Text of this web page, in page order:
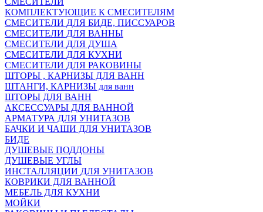
КОМПЛЕКТУЮЩИЕ К СМЕСИТЕЛЯМ
СМЕСИТЕЛИ ДЛЯ БИДЕ, ПИССУАРОВ
СМЕСИТЕЛИ ДЛЯ ВАННЫ
СМЕСИТЕЛИ ДЛЯ ДУША
СМЕСИТЕЛИ ДЛЯ КУХНИ
СМЕСИТЕЛИ ДЛЯ РАКОВИНЫ
ШТОРЫ , КАРНИЗЫ ДЛЯ ВАНН
ШТАНГИ, КАРНИЗЫ для ванн
ШТОРЫ ДЛЯ ВАНН
АКСЕССУАРЫ ДЛЯ ВАННОЙ
АРМАТУРА ДЛЯ УНИТАЗОВ
БАЧКИ И ЧАШИ ДЛЯ УНИТАЗОВ
БИДЕ
ДУШЕВЫЕ ПОДДОНЫ
ДУШЕВЫЕ УГЛЫ
ИНСТАЛЛЯЦИИ ДЛЯ УНИТАЗОВ
КОВРИКИ ДЛЯ ВАННОЙ
МЕБЕЛЬ ДЛЯ КУХНИ
МОЙКИ